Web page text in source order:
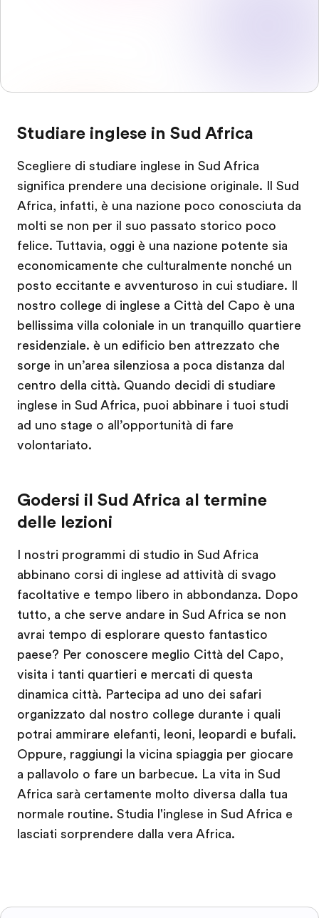
Studiare inglese in Sud Africa
Scegliere di studiare inglese in Sud Africa
significa prendere una decisione originale. Il Sud
Africa, infatti, è una nazione poco conosciuta da
molti se non per il suo passato storico poco
felice. Tuttavia, oggi è una nazione potente sia
economicamente che culturalmente nonché un
posto eccitante e avventuroso in cui studiare. Il
nostro college di inglese a Città del Capo è una
bellissima villa coloniale in un tranquillo quartiere
residenziale. è un edificio ben attrezzato che
sorge in un’area silenziosa a poca distanza dal
centro della città. Quando decidi di studiare
inglese in Sud Africa, puoi abbinare i tuoi studi
ad uno stage o all’opportunità di fare
volontariato.
Godersi il Sud Africa al termine
delle lezioni
I nostri programmi di studio in Sud Africa
abbinano corsi di inglese ad attività di svago
facoltative e tempo libero in abbondanza. Dopo
tutto, a che serve andare in Sud Africa se non
avrai tempo di esplorare questo fantastico
paese? Per conoscere meglio Città del Capo,
visita i tanti quartieri e mercati di questa
dinamica città. Partecipa ad uno dei safari
organizzato dal nostro college durante i quali
potrai ammirare elefanti, leoni, leopardi e bufali.
Oppure, raggiungi la vicina spiaggia per giocare
a pallavolo o fare un barbecue. La vita in Sud
Africa sarà certamente molto diversa dalla tua
normale routine. Studia l'inglese in Sud Africa e
lasciati sorprendere dalla vera Africa.